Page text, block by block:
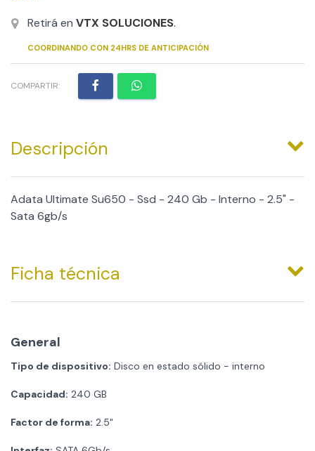
Retirá en VTX SOLUCIONES.
COORDINANDO CON 24HRS DE ANTICIPACIÓN
COMPARTIR:
Descripción
Adata Ultimate Su650 - Ssd - 240 Gb - Interno - 2.5" -
Sata 6gb/s
Ficha técnica
General
Tipo de dispositivo: Disco en estado sólido - interno
Capacidad: 240 GB
Factor de forma: 2.5"